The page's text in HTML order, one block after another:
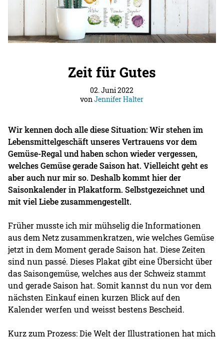
Zeit für Gutes
02. Juni 2022
vonJennifer Halter
Wir kennen doch alle diese Situation: Wir stehen im
Lebensmittelgeschäft unseres Vertrauens vor dem
Gemüse-Regal und haben schon wieder vergessen,
welches Gemüse gerade Saison hat. Vielleicht geht es
aber auch nur mir so. Deshalb kommt hier der
Saisonkalender in Plakatform. Selbstgezeichnet und
mit viel Liebe zusammengestellt.
Früher musste ich mir mühselig die Informationen
aus dem Netz zusammenkratzen, wie welches Gemüse
jetzt in dem Moment gerade Saison hat. Diese Zeiten
sind nun passé. Dieses Plakat gibt eine Übersicht über
das Saisongemüse, welches aus der Schweiz stammt
und gerade Saison hat. Somit kannst du nun vor dem
nächsten Einkauf einen kurzen Blick auf den
Kalender werfen und weisst bestens Bescheid.
Kurz zum Prozess: Die Welt der Illustrationen hat mich